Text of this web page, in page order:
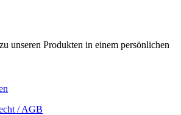
unseren Produkten in einem persönlichen
/ AGB